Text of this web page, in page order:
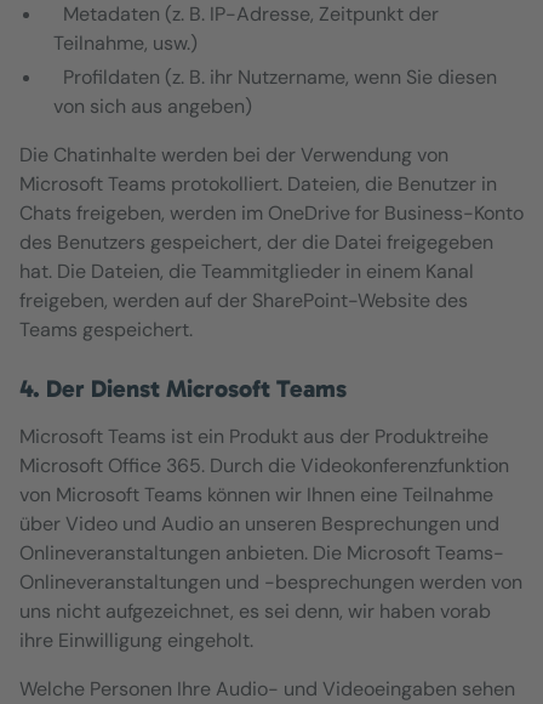
Metadaten (z. B. IP-Adresse, Zeitpunkt der
Teilnahme, usw.)
Profildaten (z. B. ihr Nutzername, wenn Sie diesen
von sich aus angeben)
Die Chatinhalte werden bei der Verwendung von
Microsoft Teams protokolliert. Dateien, die Benutzer in
Chats freigeben, werden im OneDrive for Business-Konto
des Benutzers gespeichert, der die Datei freigegeben
hat. Die Dateien, die Teammitglieder in einem Kanal
freigeben, werden auf der SharePoint-Website des
Teams gespeichert.
4. Der Dienst Microsoft Teams
Microsoft Teams ist ein Produkt aus der Produktreihe
Microsoft Office 365. Durch die Videokonferenzfunktion
von Microsoft Teams können wir Ihnen eine Teilnahme
über Video und Audio an unseren Besprechungen und
Onlineveranstaltungen anbieten. Die Microsoft Teams-
Onlineveranstaltungen und -besprechungen werden von
uns nicht aufgezeichnet, es sei denn, wir haben vorab
ihre Einwilligung eingeholt.
Welche Personen Ihre Audio- und Videoeingaben sehen